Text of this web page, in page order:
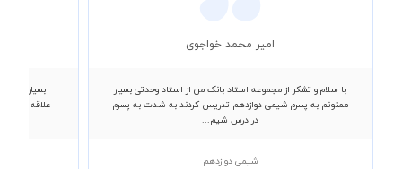
امیر محمد خواجوی
با سلام و تشکر از مجموعه استاد بانک من از استاد وحدتی بسیار
ممنونم به پسرم شیمی دوازدهم تدریس کردند به شدت به پسرم
در درس شیم...
شیمی دوازدهم
بسیار معلم
علاقه